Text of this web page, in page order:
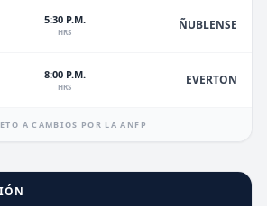
5:30 P.M.
HRS ÑUBLENSE
8:00 P.M.
HRS EVERTON
A CAMBIOS POR LA ANFP